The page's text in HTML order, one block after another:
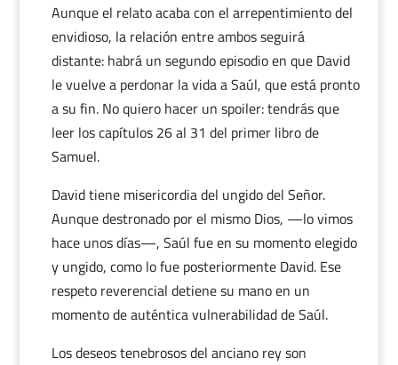
Aunque el relato acaba con el arrepentimiento del
envidioso, la relación entre ambos seguirá
distante: habrá un segundo episodio en que David
le vuelve a perdonar la vida a Saúl, que está pronto
a su fin. No quiero hacer un spoiler: tendrás que
leer los capítulos 26 al 31 del primer libro de
Samuel.
David tiene misericordia del ungido del Señor.
Aunque destronado por el mismo Dios, —lo vimos
hace unos días—, Saúl fue en su momento elegido
y ungido, como lo fue posteriormente David. Ese
respeto reverencial detiene su mano en un
momento de auténtica vulnerabilidad de Saúl.
Los deseos tenebrosos del anciano rey son